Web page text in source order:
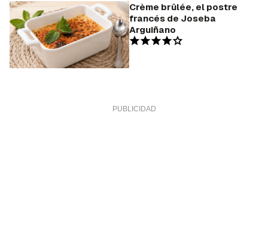
Crème brûlée, el postre
francés de Joseba
Arguiñano